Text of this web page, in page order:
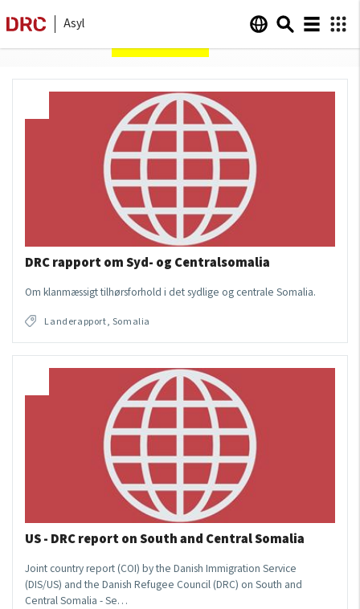
Asyl
Sider omSomalia
DRC rapport om Syd- og Centralsomalia
Om klanmæssigt tilhørsforhold i det sydlige og centrale Somalia.
Landerapport, Somalia
US - DRC report on South and Central Somalia
Joint country report (COI) by the Danish Immigration Service
(DIS/US) and the Danish Refugee Council (DRC) on South and
Central Somalia - Se…